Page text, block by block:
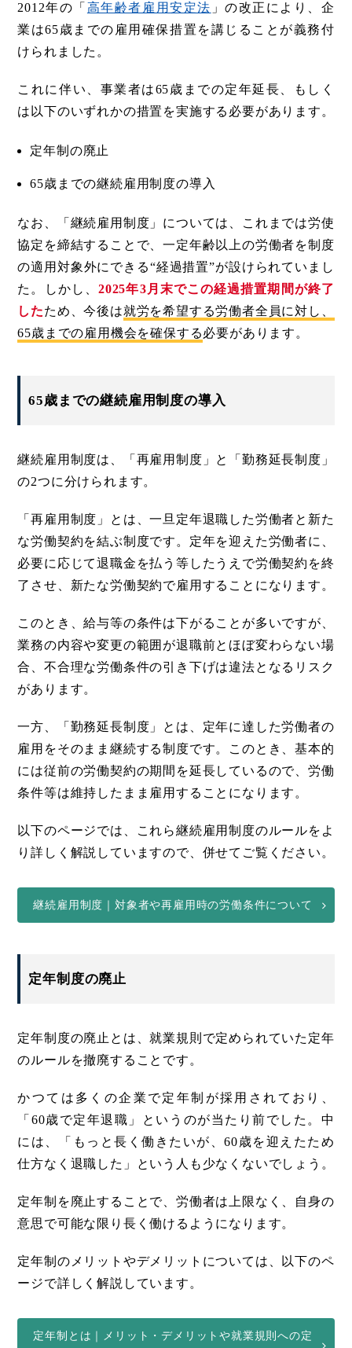
2012年の「 高年齢者雇用安定法 」の改正により、企
業は65歳までの雇用確保措置を講じることが義務付
けられました。
これに伴い、事業者は65歳までの定年延長、もしく
は以下のいずれかの措置を実施する必要があります。
定年制の廃止
65歳までの継続雇用制度の導入
なお、「継続雇用制度」については、これまでは労使
協定を締結することで、一定年齢以上の労働者を制度
の適用対象外にできる“経過措置”が設けられていまし
た。しかし、 2025年3月末でこの経過措置期間が終了
したため、今後は就労を希望する労働者全員に対し、
65歳までの雇用機会を確保する必要があります。
65歳までの継続雇用制度の導入
継続雇用制度は、「再雇用制度」と「勤務延長制度」
の2つに分けられます。
「再雇用制度」とは、一旦定年退職した労働者と新た
な労働契約を結ぶ制度です。定年を迎えた労働者に、
必要に応じて退職金を払う等したうえで労働契約を終
了させ、新たな労働契約で雇用することになります。
このとき、給与等の条件は下がることが多いですが、
業務の内容や変更の範囲が退職前とほぼ変わらない場
合、不合理な労働条件の引き下げは違法となるリスク
があります。
一方、「勤務延長制度」とは、定年に達した労働者の
雇用をそのまま継続する制度です。このとき、基本的
には従前の労働契約の期間を延長しているので、労働
条件等は維持したまま雇用することになります。
以下のページでは、これら継続雇用制度のルールをよ
り詳しく解説していますので、併せてご覧ください。
継続雇用制度｜対象者や再雇用時の労働条件について
定年制度の廃止
定年制度の廃止とは、就業規則で定められていた定年
のルールを撤廃することです。
かつては多くの企業で定年制が採用されており、
「60歳で定年退職」というのが当たり前でした。中
には、「もっと長く働きたいが、60歳を迎えたため
仕方なく退職した」という人も少なくないでしょう。
定年制を廃止することで、労働者は上限なく、自身の
意思で可能な限り長く働けるようになります。
定年制のメリットやデメリットについては、以下のペ
ージで詳しく解説しています。
定年制とは｜メリット・デメリットや就業規則への定